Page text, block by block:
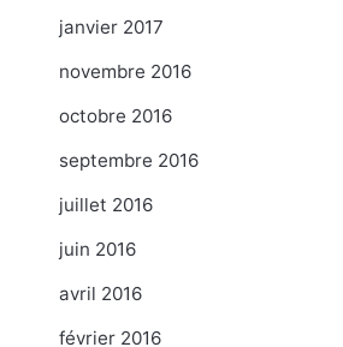
janvier 2017
novembre 2016
octobre 2016
septembre 2016
juillet 2016
juin 2016
avril 2016
février 2016